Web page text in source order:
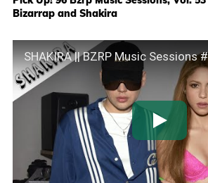
Bizarrap and Shakira
SHAKIRA || BZRP Music Sessions